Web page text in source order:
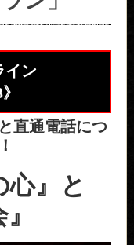
ン
》
直通電話につ
心』と